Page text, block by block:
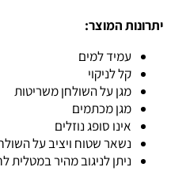
יתרונות המוצר:
עמיד למים
קל לניקוי
מגן על השולחן משריטות
מגן מכתמים
אינו סופג נוזלים
נשאר שטוח ויציב על
ניתן לניגוב מהיר במטלית